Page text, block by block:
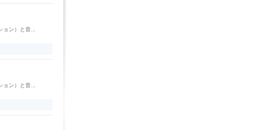
ン）と音...
ン）と音...